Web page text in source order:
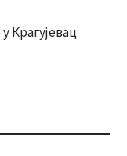
Крагујевац